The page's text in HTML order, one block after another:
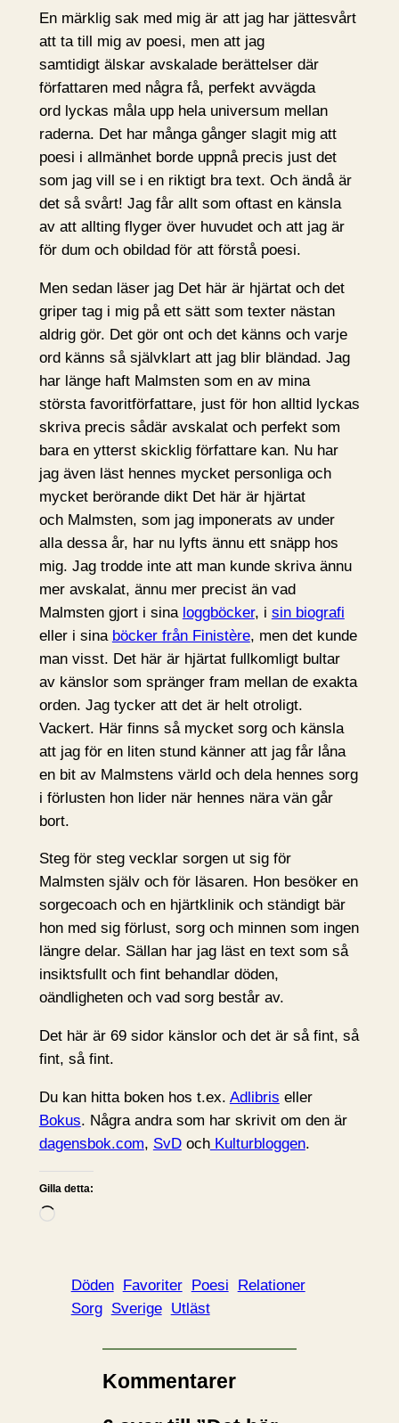
En märklig sak med mig är att jag har jättesvårt
att ta till mig av poesi, men att jag
samtidigt älskar avskalade berättelser där
författaren med några få, perfekt avvägda
ord lyckas måla upp hela universum mellan
raderna. Det har många gånger slagit mig att
poesi i allmänhet borde uppnå precis just det
som jag vill se i en riktigt bra text. Och ändå är
det så svårt! Jag får allt som oftast en känsla
av att allting flyger över huvudet och att jag är
för dum och obildad för att förstå poesi.
Men sedan läser jag Det här är hjärtat och det
griper tag i mig på ett sätt som texter nästan
aldrig gör. Det gör ont och det känns och varje
ord känns så självklart att jag blir bländad. Jag
har länge haft Malmsten som en av mina
största favoritförfattare, just för hon alltid lyckas
skriva precis sådär avskalat och perfekt som
bara en ytterst skicklig författare kan. Nu har
jag även läst hennes mycket personliga och
mycket berörande dikt Det här är hjärtat
och Malmsten, som jag imponerats av under
alla dessa år, har nu lyfts ännu ett snäpp hos
mig. Jag trodde inte att man kunde skriva ännu
mer avskalat, ännu mer precist än vad
Malmsten gjort i sina loggböcker, i sin biografi
eller i sina böcker från Finistère, men det kunde
man visst. Det här är hjärtat fullkomligt bultar
av känslor som spränger fram mellan de exakta
orden. Jag tycker att det är helt otroligt.
Vackert. Här finns så mycket sorg och känsla
att jag för en liten stund känner att jag får låna
en bit av Malmstens värld och dela hennes sorg
i förlusten hon lider när hennes nära vän går
bort.
Steg för steg vecklar sorgen ut sig för
Malmsten själv och för läsaren. Hon besöker en
sorgecoach och en hjärtklinik och ständigt bär
hon med sig förlust, sorg och minnen som ingen
längre delar. Sällan har jag läst en text som så
insiktsfullt och fint behandlar döden,
oändligheten och vad sorg består av.
Det här är 69 sidor känslor och det är så fint, så
fint, så fint.
Du kan hitta boken hos t.ex. Adlibris eller
Bokus. Några andra som har skrivit om den är
dagensbok.com, SvDochKulturbloggen.
Gilla detta:
L
Döden Favoriter Poesi
Relationer
Sorg Sverige Utläst
Kommentarer